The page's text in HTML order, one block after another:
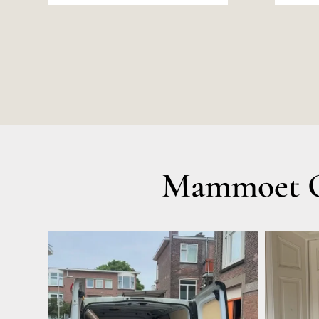
Mammoet